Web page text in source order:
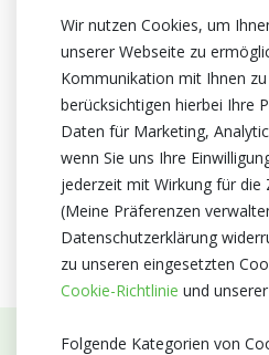
Wir nutzen Cookies, um
unserer Webseite zu
Kommunikation mit Ihnen
berücksichtigen hierbei Ihre
Daten für Marketing,
wenn Sie uns Ihre
jederzeit mit Wirkung für
(Meine Präferenzen
Datenschutzerklärung
zu unseren eingesetzten
Cookie-Richtlinie und unserer
Folgende Kategorien von